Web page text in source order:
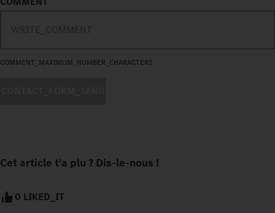
COMMENT_MAXIMUM_NUMBER_CHARACTERS
Cet article t'a plu ? Dis-le-nous !
0 LIKED_IT